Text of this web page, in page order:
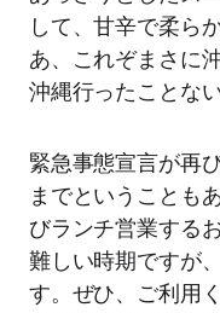
して、甘辛で柔ら
あ、これぞまさに
沖縄行ったことな
緊急事態宣言が再
までということも
びランチ営業する
難しい時期ですが
す。ぜひ、ご利用